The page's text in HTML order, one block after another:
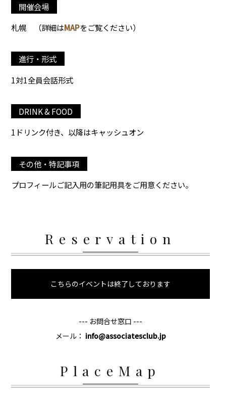
開催会場
札幌
（詳細はMAPをご覧ください）
進行・形式
1対1全員会話形式
DRINK & FOOD
1ドリンク付き、以降はキャッシュオン
その他・特記事項
プロフィールご記入用の筆記用具をご用意ください。
Reservation
こちらのイベントは終了しております
--- お問合せ窓口 ---
メール： info@associatesclub.jp
PlaceMap